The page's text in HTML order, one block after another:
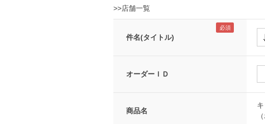
>>店舗一覧
件名(タイトル)
オーダーＩＤ
商品名